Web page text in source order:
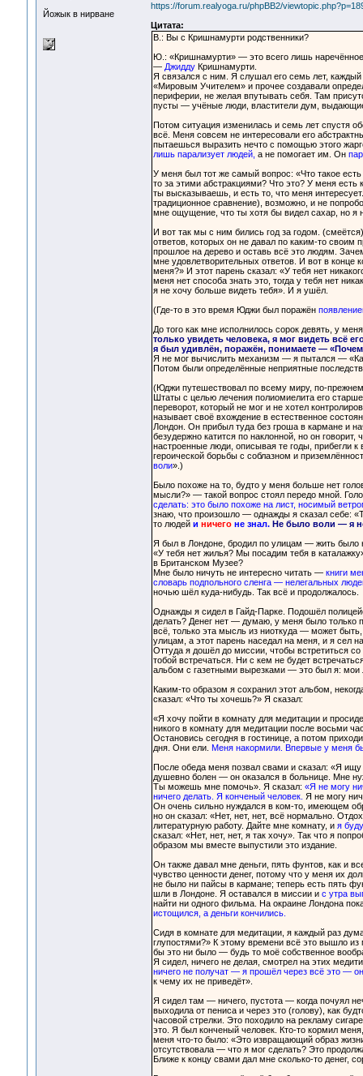
Йожык в нирване
https://forum.realyoga.ru/phpBB2/
Цитата:
В.: Вы с Кришнамурти родственники?
Ю.: «Кришнамурти» — это всего лишь
— ДжиддуКришнамурти.
Я связался с ним. Я слушал его семь лет, каждый
«Мировым Учителем» и прочее создавали
периферии, не желая впутывать себя. Там
пусты — учёные люди, властители дум,
Потом ситуация изменилась и семь лет спустя
всё. Меня совсем не интересовали его
пытаешься выразить нечто с помощью этого
лишь парализует людей, а не помогает им. Он
У меня был тот же самый вопрос: «Что такое
то за этими абстракциями? Что это? У меня
ты высказываешь, и есть то, что меня
традиционное сравнение), возможно, и не
мне ощущение, что ты хотя бы видел сахар, но я
И вот так мы с ним бились год за годом.
ответов, которых он не давал по каким-то
прошлое на дерево и оставь всё это людям.
мне удовлетворительных ответов. И вот в конце
меня?» И этот парень сказал: «У тебя нет
меня нет способа знать это, тогда у тебя нет
я не хочу больше видеть тебя». И я ушёл.
(Где-то в это время Юджи был поражён
До того как мне исполнилось сорок девять, у
только увидеть человека, я мог видеть всё
я был удивлён, поражён, понимаете —
Я не мог вычислить механизм — я пытался —
Потом были определённые неприятные
(Юджи путешествовал по всему миру, по-
Штаты с целью лечения полиомиелита его
переворот, который не мог и не хотел
называет своё вхождение в естественное
Лондон. Он прибыл туда без гроша в кармане и
безудержно катится по наклонной, но он
настроенные люди, описывая те годы, прибегли
героической борьбы с соблазном и
воли».)
Было похоже на то, будто у меня больше нет
мысли?» — такой вопрос стоял передо мной.
сделать: это было похоже на лист, носимый
знаю, что произошло — однажды я сказал себе:
то людей и ничегоне знал. Не было воли — я
Я был в Лондоне, бродил по улицам — жить было
«У тебя нет жилья? Мы посадим тебя в
в Британском Музее?
Мне было ничуть не интересно читать — книги
словарь подпольного сленга — нелегальных
ночью шёл куда-нибудь. Так всё и продолжалось.
Однажды я сидел в Гайд-Парке. Подошёл
делать? Денег нет — думаю, у меня было только
всё, только эта мысль из ниоткуда — может
улицам, а этот парень наседал на меня, и я сел
Оттуда я дошёл до миссии, чтобы встретиться
тобой встречаться. Ни с кем не будет
альбом с газетными вырезками — это был я:
Каким-то образом я сохранил этот альбом,
сказал: «Что ты хочешь?» Я сказал:
«Я хочу пойти в комнату для медитации и
никого в комнату для медитации после восьми
Остановись сегодня в гостинице, а потом
дня. Они ели. Меня накормили. Впервые у меня
После обеда меня позвал свами и сказал: «Я
душевно болен — он оказался в больнице. Мне
Ты можешь мне помочь». Я сказал: «Я не могу
ничего делать. Я конченый человек. Я не могу
Он очень сильно нуждался в ком-то, имеющем
но он сказал: «Нет, нет, нет, всё нормально.
литературную работу. Дайте мне комнату, и я
сказал: «Нет, нет, нет, я так хочу». Так что я
образом мы вместе выпустили это издание.
Он также давал мне деньги, пять фунтов, как и
чувство ценности денег, потому что у меня их
не было ни пайсы в кармане; теперь есть пять
шли в Лондоне. Я оставался в миссии и с утра
найти ни одного фильма. На окраине Лондона
истощился, а деньги кончились.
Сидя в комнате для медитации, я каждый раз
глупостями?» К этому времени всё это вышло
бы это ни было — будь то моё собственное
Я сидел, ничего не делая, смотрел на этих
ничего не получат — я прошёл через всё это —
к чему их не приведёт».
Я сидел там — ничего, пустота — когда почуял
выходила от пениса и через это (голову), как
часовой стрелки. Это походило на рекламу
это. Я был конченый человек. Кто-то кормил
меня что-то было: «Это извращающий образ
отсутствовала — что я мог сделать? Это
Ближе к концу свами дал мне сколько-то денег,